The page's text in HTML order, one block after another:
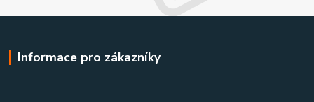
Informace pro zákazníky